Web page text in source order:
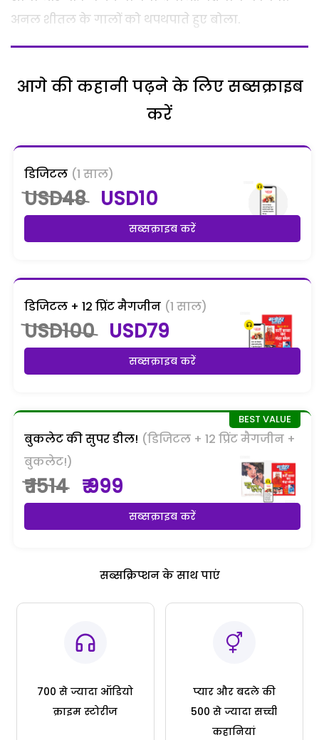
अनल शीतल के गालों को थपथपाते हुए बोला.
आगे की कहानी पढ़ने के लिए सब्सक्राइब
करें
डिजिटल (1 साल)
USD48 USD10
सब्सक्राइब करें
डिजिटल + 12 प्रिंट मैगजीन (1 साल)
USD100 USD79
सब्सक्राइब करें
बुकलेट की सुपर डील! (डिजिटल + 12 प्रिंट मैगजीन +
बुकलेट!)
₹ 1514 ₹ 999
सब्सक्राइब करें
सब्सक्रिप्शन के साथ पाएं
700 से ज्यादा ऑडियो
क्राइम स्टोरीज
प्यार और बदले की
500 से ज्यादा सच्ची
कहानियां